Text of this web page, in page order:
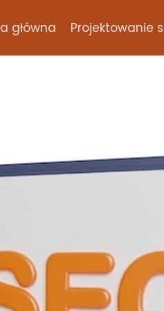
główna Projektowanie